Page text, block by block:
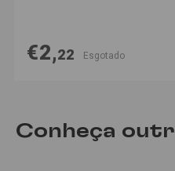
€2,22 Esgotado
Conheça